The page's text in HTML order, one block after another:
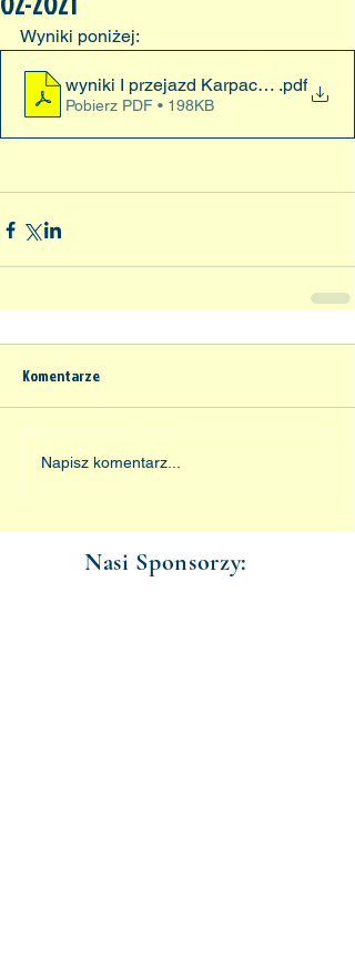
Wyniki poniżej:
wyniki I przejazd Karpacz 28-02-2021
.pdf
Pobierz PDF • 198KB
Komentarze
Napisz komentarz...
Nasi Sponsorzy: